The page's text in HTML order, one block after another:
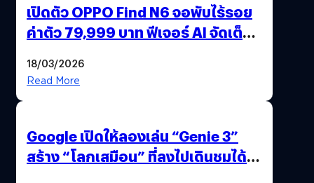
เปิดตัว OPPO Find N6 จอพับไร้รอย
ค่าตัว 79,999 บาท ฟีเจอร์ AI จัดเต็ม
18/03/2026
Read More
Google เปิดให้ลองเล่น “Genie 3”
สร้าง “โลกเสมือน” ที่ลงไปเดินชมได้